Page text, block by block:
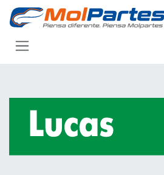
Ir al contenido